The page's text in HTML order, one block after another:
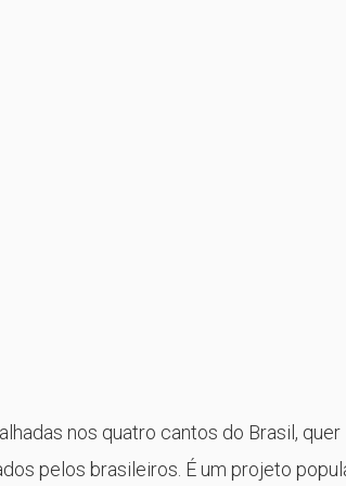
nos quatro cantos do Brasil, quer
pelos brasileiros. É um projeto